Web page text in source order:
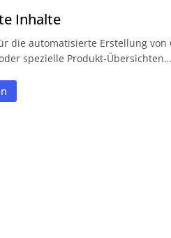
Inhalte
die automatisierte Erstellung von
spezielle Produkt-Übersichten…